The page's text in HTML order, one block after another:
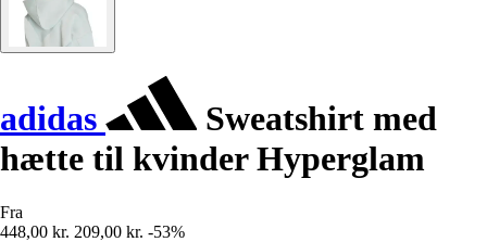
adidas
Sweatshirt med
hætte til kvinder Hyperglam
Fra
448,00 kr. 209,00 kr. -53%